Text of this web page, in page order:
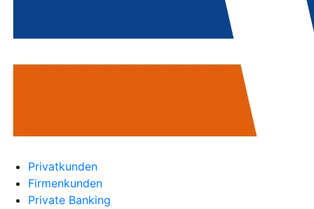
Privatkunden
Firmenkunden
Private Banking